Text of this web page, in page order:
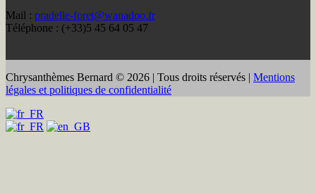
Mail : pradelle-foret@wanadoo.fr
Téléphone : (+33)5 45 64 05 47
Chrysanthèmes Bernard © 2026 | Tous droits réservés | Mentions
légales et politiques de confidentialité